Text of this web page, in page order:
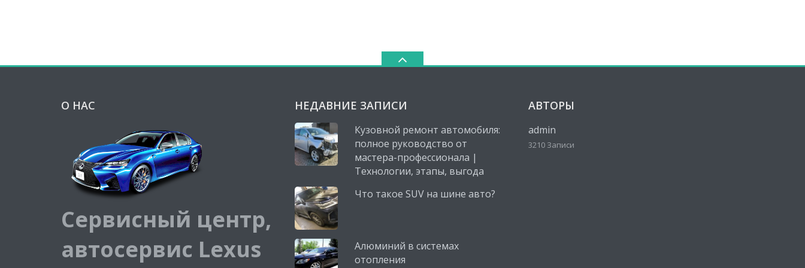
О НАС
Сервисный центр,
автосервис Lexus
НЕДАВНИЕ ЗАПИСИ
Кузовной ремонт автомобиля:
полное руководство от
мастера-профессионала |
Технологии, этапы, выгода
Что такое SUV на шине авто?
Алюминий в системах
отопления
АВТОРЫ
admin
3210 Записи